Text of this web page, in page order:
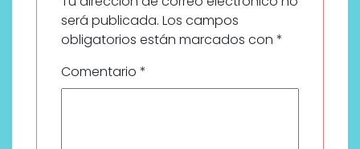
será publicada. Los campos
obligatorios están marcados con *
Comentario *